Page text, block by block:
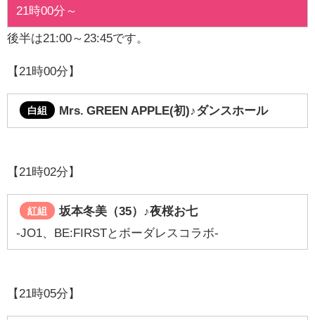
21時00分～
後半は21:00～23:45です。
【21時00分】
白組 Mrs. GREEN APPLE(初)♪ダンスホール
【21時02分】
紅組
坂本冬美（35）♪夜桜お七
-JO1、BE:FIRSTとボーダレスコラボ-
【21時05分】